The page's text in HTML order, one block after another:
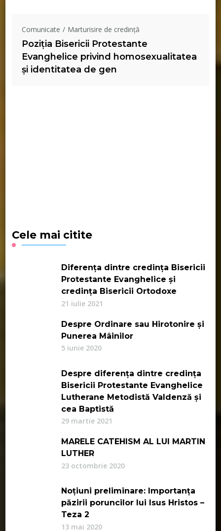
Comunicate Marturisire de credință
Poziția Bisericii Protestante
Evanghelice privind homosexualitatea
și identitatea de gen
Cele mai citite
Diferența dintre credința Bisericii
Protestante Evanghelice și
credința Bisericii Ortodoxe
21 iulie 2021
Despre Ordinare sau Hirotonire și
Punerea Mâinilor
5 iunie 2020
Despre diferența dintre credința
Bisericii Protestante Evanghelice
Lutherane Metodistă Valdenză și
cea Baptistă
29 martie 2021
MARELE CATEHISM AL LUI MARTIN
LUTHER
23 octombrie 2020
Noțiuni preliminare: Importanța
păzirii poruncilor lui Isus Hristos –
Teza 2
13 mai 2020